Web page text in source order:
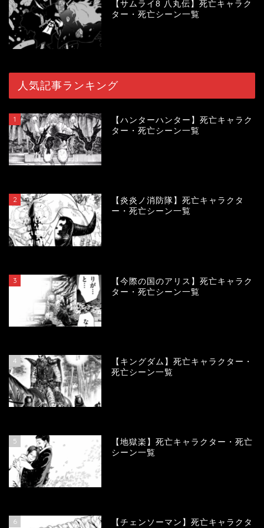
【サムライ8 八丸伝】死亡キャラク
ター・死亡シーン一覧
人気記事ランキング
1
【ハンターハンター】死亡キャラク
ター・死亡シーン一覧
2
【炎炎ノ消防隊】死亡キャラクタ
ー・死亡シーン一覧
3
【今際の国のアリス】死亡キャラク
ター・死亡シーン一覧
4
【キングダム】死亡キャラクター・
死亡シーン一覧
5
【地獄楽】死亡キャラクター・死亡
シーン一覧
6
【チェンソーマン】死亡キャラクタ